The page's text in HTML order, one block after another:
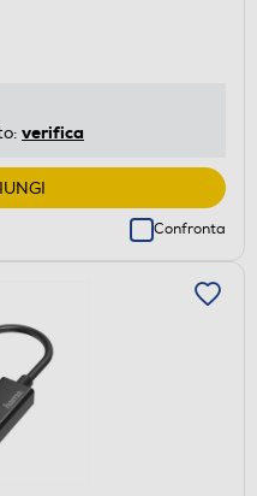
verifica
Confronta